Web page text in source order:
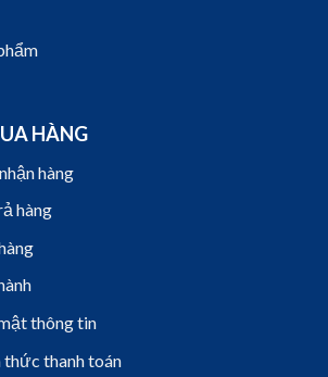
HÀNG
hàng
hàng
thông tin
thức thanh toán